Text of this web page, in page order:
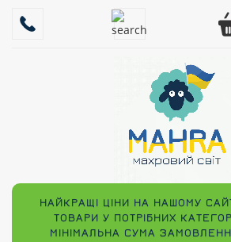
НАЙКРАЩІ ЦІНИ НА НАШОМУ
ТОВАРИ У ПОТРІБНИХ
МІНІМАЛЬНА СУМА